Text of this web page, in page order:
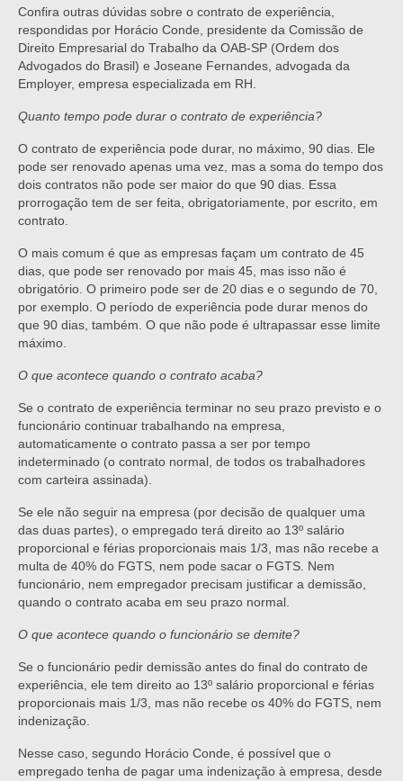
Confira outras dúvidas sobre o contrato de experiência,
respondidas por Horácio Conde, presidente da Comissão de
Direito Empresarial do Trabalho da OAB-SP (Ordem dos
Advogados do Brasil) e Joseane Fernandes, advogada da
Employer, empresa especializada em RH.
Quanto tempo pode durar o contrato de experiência?
O contrato de experiência pode durar, no máximo, 90 dias. Ele
pode ser renovado apenas uma vez, mas a soma do tempo dos
dois contratos não pode ser maior do que 90 dias. Essa
prorrogação tem de ser feita, obrigatoriamente, por escrito, em
contrato.
O mais comum é que as empresas façam um contrato de 45
dias, que pode ser renovado por mais 45, mas isso não é
obrigatório. O primeiro pode ser de 20 dias e o segundo de 70,
por exemplo. O período de experiência pode durar menos do
que 90 dias, também. O que não pode é ultrapassar esse limite
máximo.
O que acontece quando o contrato acaba?
Se o contrato de experiência terminar no seu prazo previsto e o
funcionário continuar trabalhando na empresa,
automaticamente o contrato passa a ser por tempo
indeterminado (o contrato normal, de todos os trabalhadores
com carteira assinada).
Se ele não seguir na empresa (por decisão de qualquer uma
das duas partes), o empregado terá direito ao 13º salário
proporcional e férias proporcionais mais 1/3, mas não recebe a
multa de 40% do FGTS, nem pode sacar o FGTS. Nem
funcionário, nem empregador precisam justificar a demissão,
quando o contrato acaba em seu prazo normal.
O que acontece quando o funcionário se demite?
Se o funcionário pedir demissão antes do final do contrato de
experiência, ele tem direito ao 13º salário proporcional e férias
proporcionais mais 1/3, mas não recebe os 40% do FGTS, nem
indenização.
Nesse caso, segundo Horácio Conde, é possível que o
empregado tenha de pagar uma indenização à empresa, desde